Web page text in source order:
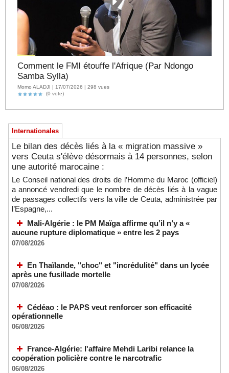
Comment le FMI étouffe l'Afrique (Par Ndongo
Samba Sylla)
Momo ALADJI | 17/07/2026 | 298 vues
(0 vote)
Internationales
Le bilan des décès liés à la « migration massive »
vers Ceuta s'élève désormais à 14 personnes, selon
une autorité marocaine :
Le Conseil national des droits de l’Homme du Maroc (officiel)
a annoncé vendredi que le nombre de décès liés à la vague
de passages collectifs vers la ville de Ceuta, administrée par
l’Espagne,...
Mali-Algérie : le PM Maïga affirme qu’il n’y a «
aucune rupture diplomatique » entre les 2 pays
07/08/2026
En Thaïlande, "choc" et "incrédulité" dans un lycée
après une fusillade mortelle
07/08/2026
Cédéao : le PAPS veut renforcer son efficacité
opérationnelle
06/08/2026
France-Algérie: l'affaire Mehdi Laribi relance la
coopération policière contre le narcotrafic
06/08/2026